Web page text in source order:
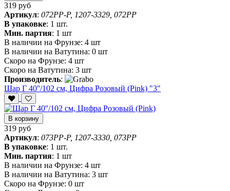
319 руб
Артикул: 072PP-P, 1207-3329, 072PP
В упаковке: 1 шт.
Мин. партия: 1 шт
В наличии на Фрунзе: 4 шт
В наличии на Ватутина: 0 шт
Скоро на Фрунзе: 4 шт
Скоро на Ватутина: 3 шт
Производитель:
Шар Г 40''/102 см, Цифра Розовый (Pink) "3"
В корзину
319 руб
Артикул: 073PP-P, 1207-3330, 073PP
В упаковке: 1 шт.
Мин. партия: 1 шт
В наличии на Фрунзе: 4 шт
В наличии на Ватутина: 3 шт
Скоро на Фрунзе: 0 шт